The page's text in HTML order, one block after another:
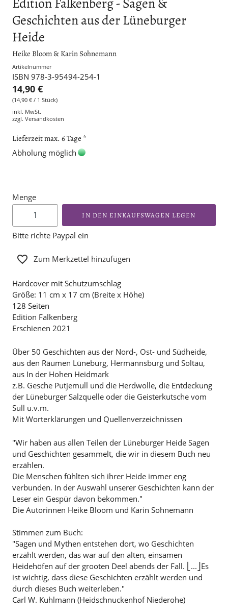
Geschichten aus der Lüneburger
Heide
Heike Bloom & Karin Sohnemann
Artikelnummer
ISBN 978-3-95494-254-1
14,90 €
(14,90 € / 1 Stück)
inkl. MwSt.
zzgl. Versandkosten
Lieferzeit max. 6 Tage *
Abholung möglich
Menge
IN DEN EINKAUFSWAGEN LEGEN
Bitte richte Paypal ein
Zum Merkzettel hinzufügen
Hardcover mit Schutzumschlag
Größe: 11 cm x 17 cm (Breite x Höhe)
128 Seiten
Edition Falkenberg
Erschienen 2021
Über 50 Geschichten aus der Nord-, Ost- und Südheide,
aus den Räumen Lüneburg, Hermannsburg und Soltau,
aus In der Hohen Heidmark
z.B. Gesche Putjemull und die Herdwolle, die Entdeckung
der Lüneburger Salzquelle oder die Geisterkutsche vom
Süll u.v.m.
Mit Worterklärungen und Quellenverzeichnissen
"Wir haben aus allen Teilen der Lüneburger Heide Sagen
und Geschichten gesammelt, die wir in diesem Buch neu
erzählen.
Die Menschen fühlten sich ihrer Heide immer eng
verbunden. In der Auswahl unserer Geschichten kann der
Leser ein Gespür davon bekommen."
Die Autorinnen Heike Bloom und Karin Sohnemann
Stimmen zum Buch:
"Sagen und Mythen entstehen dort, wo Geschichten
erzählt werden, das war auf den alten, einsamen
Heidehöfen auf der grooten Deel abends der Fall. ⎣...⎦Es
ist wichtig, dass diese Geschichten erzählt werden und
durch dieses Buch weiterleben."
Carl W. Kuhlmann (Heidschnuckenhof Niederohe)